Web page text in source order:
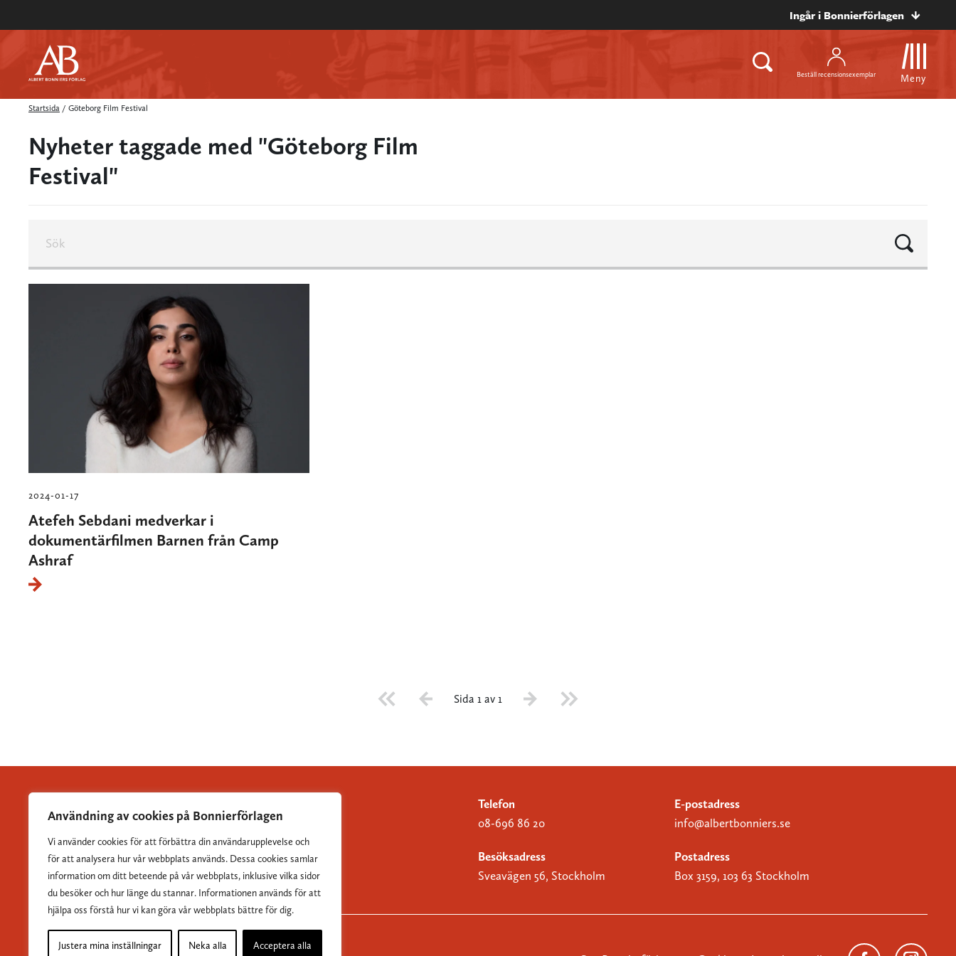
Användning av cookies på Bonnierförlagen
Vi använder cookies för att förbättra din användarupplevelse och
för att analysera hur vår webbplats används. Dessa cookies samlar
information om ditt beteende på vår webbplats, inklusive vilka sidor
du besöker och hur länge du stannar. Informationen används för att
hjälpa oss förstå hur vi kan göra vår webbplats bättre för dig.
Justera mina inställningar Neka alla Acceptera alla
Ingår i Bonnierförlagen
Beställ recensionsexemplar Meny
Startsida / Göteborg Film Festival
Nyheter taggade med "Göteborg Film
Festival"
2024-01-17
Atefeh Sebdani medverkar i
dokumentärfilmen Barnen från Camp
Ashraf
Sida 1 av 1
Albert Bonniers Förlag grundades 1837 och är Sveriges
största skönlitterära förlag.
Telefon
08-696 86 20
E-postadress
info@albertbonniers.se
Besöksadress
Sveavägen 56, Stockholm
Postadress
Box 3159, 103 63 Stockholm